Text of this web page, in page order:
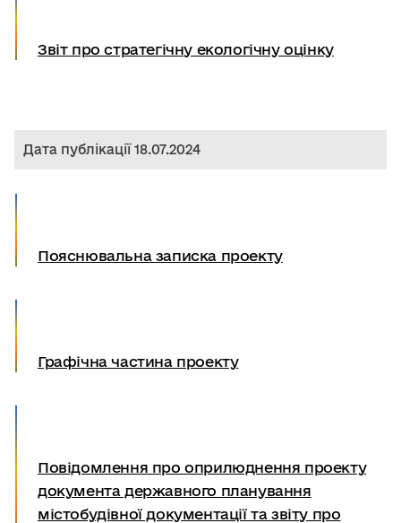
Звіт про стратегічну екологічну оцінку
Дата публікації 18.07.2024
Пояснювальна записка проекту
Графічна частина проекту
Повідомлення про оприлюднення проекту
документа державного планування
містобудівної документації та звіту про